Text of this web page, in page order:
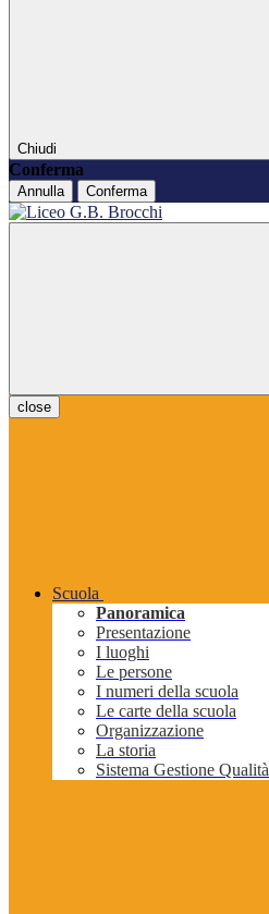
Chiudi
Conferma
Annulla Conferma
close
Scuola
Panoramica
Presentazione
I luoghi
Le persone
I numeri della scuola
Le carte della scuola
Organizzazione
La storia
Sistema Gestione Qualità